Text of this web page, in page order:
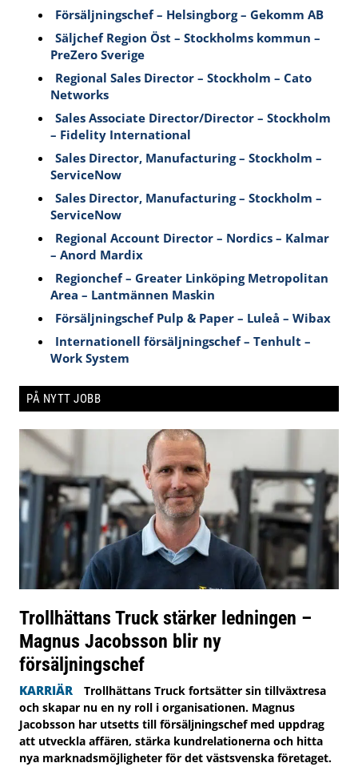
Försäljningschef – Helsingborg – Gekomm AB
Säljchef Region Öst – Stockholms kommun –
PreZero Sverige
Regional Sales Director – Stockholm – Cato
Networks
Sales Associate Director/Director – Stockholm
– Fidelity International
Sales Director, Manufacturing – Stockholm –
ServiceNow
Sales Director, Manufacturing – Stockholm –
ServiceNow
Regional Account Director – Nordics – Kalmar
– Anord Mardix
Regionchef – Greater Linköping Metropolitan
Area – Lantmännen Maskin
Försäljningschef Pulp & Paper – Luleå – Wibax
Internationell försäljningschef – Tenhult –
Work System
PÅ NYTT JOBB
Trollhättans Truck stärker ledningen –
Magnus Jacobsson blir ny
försäljningschef
KARRIÄR
Trollhättans Truck fortsätter sin tillväxtresa
och skapar nu en ny roll i organisationen. Magnus
Jacobsson har utsetts till försäljningschef med uppdrag
att utveckla affären, stärka kundrelationerna och hitta
nya marknadsmöjligheter för det västsvenska företaget.